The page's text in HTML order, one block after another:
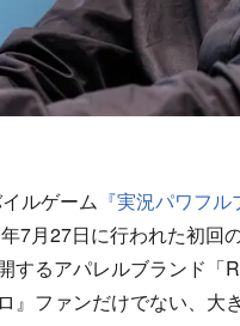
ルゲーム 『実況パワフル
7月27日に行われた初回
するアパレルブランド「
』ファンだけでない、大